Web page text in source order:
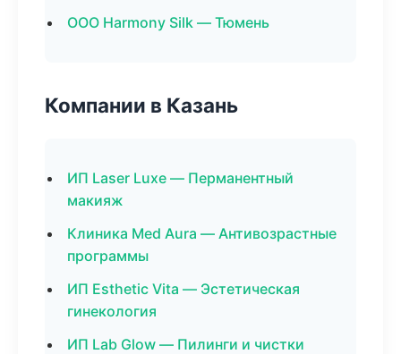
ООО Harmony Silk — Тюмень
Компании в Казань
ИП Laser Luxe — Перманентный
макияж
Клиника Med Aura — Антивозрастные
программы
ИП Esthetic Vita — Эстетическая
гинекология
ИП Lab Glow — Пилинги и чистки